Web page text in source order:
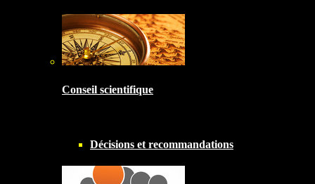
Conseil scientifique
Décisions et recommandations